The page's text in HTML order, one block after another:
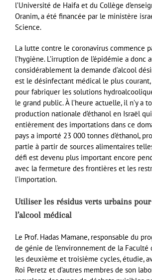
l’Université de Haifa et du Collège
Oranim, a été financée par le ministère
Science.
La lutte contre le coronavirus commence
l’hygiène. L’irruption de l’épidémie a donc
considérablement la demande d’alcool
est le désinfectant médical le plus
pour fabriquer les solutions
le grand public. À l’heure actuelle, il n’y a
production nationale d’éthanol en Israël
entièrement des importations dans ce
pays a importé 23 000 tonnes d’éthanol,
partie à partir de sources alimentaires
défi est devenu plus important encore
avec la fermeture des frontières et les
l’importation.
Utiliser les résidus verts urbains
l’alcool médical
Le Prof. Hadas Mamane, responsable du
de génie de l’environnement de la Faculté
les deuxième et troisième cycles, étudie,
Roi Peretz et d’autres membres de son